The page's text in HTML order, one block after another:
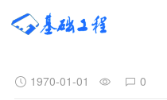
1970-01-01 0